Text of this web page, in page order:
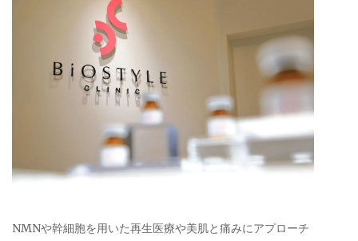
NMNや幹細胞を用いた再生医療や美肌と痛みにアプローチ